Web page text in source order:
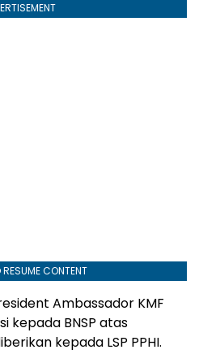
CONTENT
Ambassador KMF
kepada BNSP atas
kepada LSP PPHI.